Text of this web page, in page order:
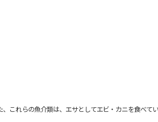
れらの魚介類は、エサとしてエビ・カニを食べてい